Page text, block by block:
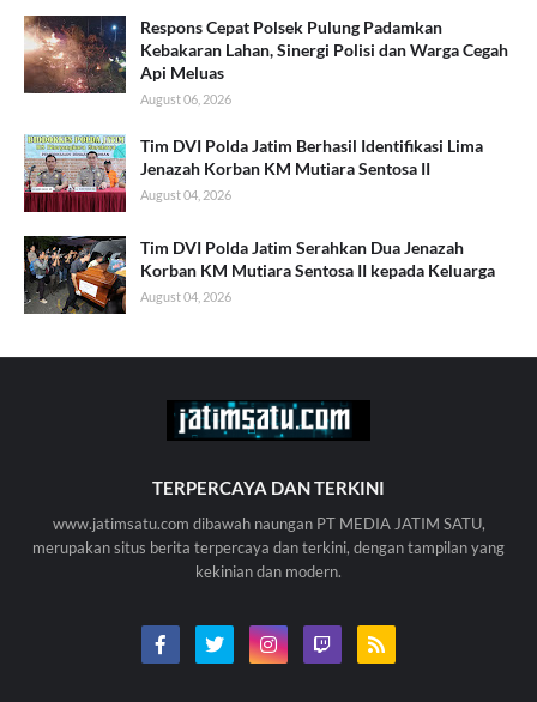
Respons Cepat Polsek Pulung Padamkan
Kebakaran Lahan, Sinergi Polisi dan Warga Cegah
Api Meluas
August 06, 2026
Tim DVI Polda Jatim Berhasil Identifikasi Lima
Jenazah Korban KM Mutiara Sentosa II
August 04, 2026
Tim DVI Polda Jatim Serahkan Dua Jenazah
Korban KM Mutiara Sentosa II kepada Keluarga
August 04, 2026
TERPERCAYA DAN TERKINI
www.jatimsatu.com dibawah naungan PT MEDIA JATIM SATU,
merupakan situs berita terpercaya dan terkini, dengan tampilan yang
kekinian dan modern.